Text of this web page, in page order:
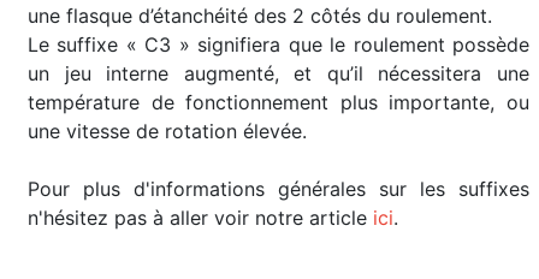
une flasque d’étanchéité des 2 côtés du roulement.
Le suffixe « C3 » signifiera que le roulement possède
un jeu interne augmenté, et qu’il nécessitera une
température de fonctionnement plus importante, ou
une vitesse de rotation élevée.
Pour plus d'informations générales sur les suffixes
n'hésitez pas à aller voir notre article ici.